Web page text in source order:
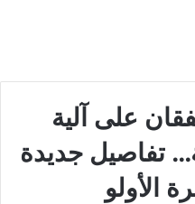
على آلية
تفاصيل جديدة
الأولو